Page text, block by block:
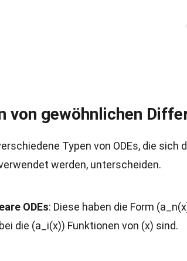
von gewöhnlichen
Typen von ODEs, die
werden, unterscheiden.
ODEs: Diese haben die Form
die (a_i(x)) Funktionen von (x) sind.